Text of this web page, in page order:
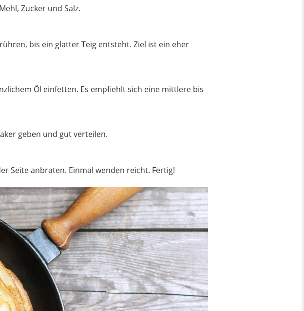
Zucker und Salz.
bis ein glatter Teig entsteht. Ziel ist ein eher
Öl einfetten. Es empfiehlt sich eine mittlere bis
geben und gut verteilen.
Seite anbraten. Einmal wenden reicht. Fertig!